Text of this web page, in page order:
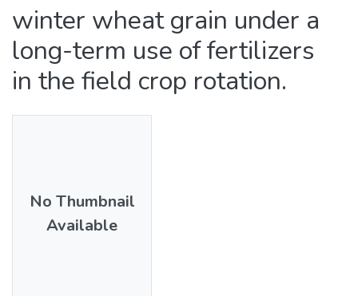
winter wheat grain under a
long-term use of fertilizers
in the field crop rotation.
No Thumbnail
Available